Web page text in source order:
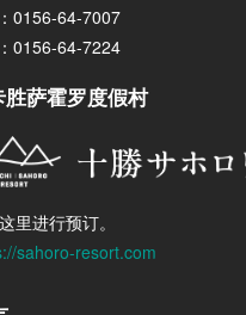
0156-64-7007
0156-64-7224
胜萨霍罗度假村
里进行预订。
sahoro-resort.com